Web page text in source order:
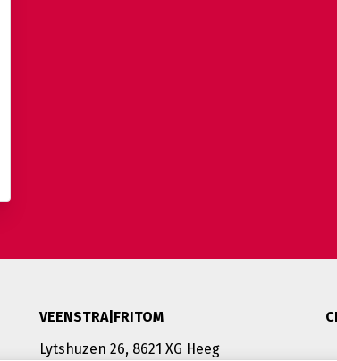
VEENSTRA|FRITOM
Lytshuzen 26, 8621 XG Heeg